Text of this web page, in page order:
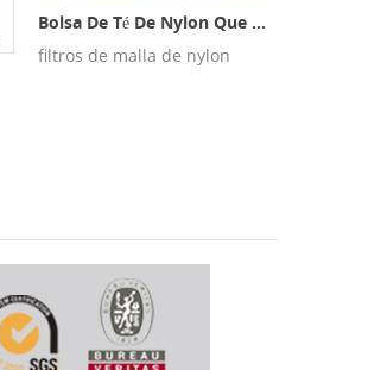
Bolsa De Té De Nylon Que Hace La Máquina Filtros De Malla
filtros de malla de nylon